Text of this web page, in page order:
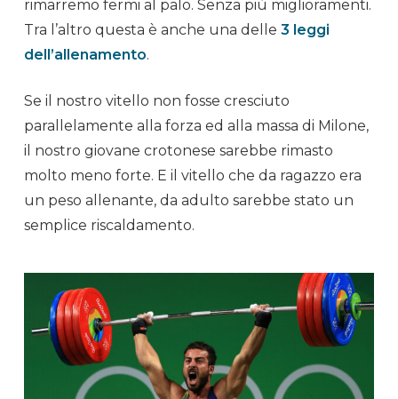
rimarremo fermi al palo. Senza più miglioramenti.
Tra l’altro questa è anche una delle 3 leggi
dell’allenamento.
Se il nostro vitello non fosse cresciuto
parallelamente alla forza ed alla massa di Milone,
il nostro giovane crotonese sarebbe rimasto
molto meno forte. E il vitello che da ragazzo era
un peso allenante, da adulto sarebbe stato un
semplice riscaldamento.